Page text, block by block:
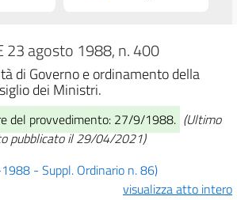
23 agosto 1988, n. 400
di Governo e ordinamento della
dei Ministri.
del provvedimento: 27/9/1988. (Ultimo
pubblicato il 29/04/2021)
- Suppl. Ordinario n. 86)
visualizza atto intero